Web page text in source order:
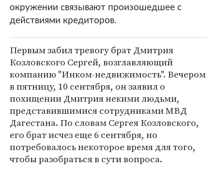
окружении связывают произошедшее с
действиями кредиторов.
Первым забил тревогу брат Дмитрия
Козловского Сергей, возглавляющий
компанию "Инком-недвижимость". Вечером
в пятницу, 10 сентября, он заявил о
похищении Дмитрия некими людьми,
представившимися сотрудниками МВД
Дагестана. По словам Сергея Козловского,
его брат исчез еще 6 сентября, но
потребовалось некоторое время для того,
чтобы разобраться в сути вопроса.